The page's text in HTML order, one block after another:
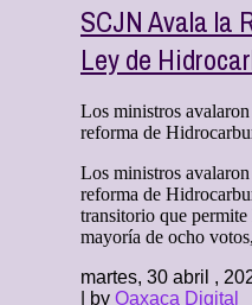
SCJN Avala la
Ley de
Los ministros
reforma de
Los ministros
reforma de
transitorio que
mayoría de ocho
martes, 30 abril ,
| by Oaxaca Digital